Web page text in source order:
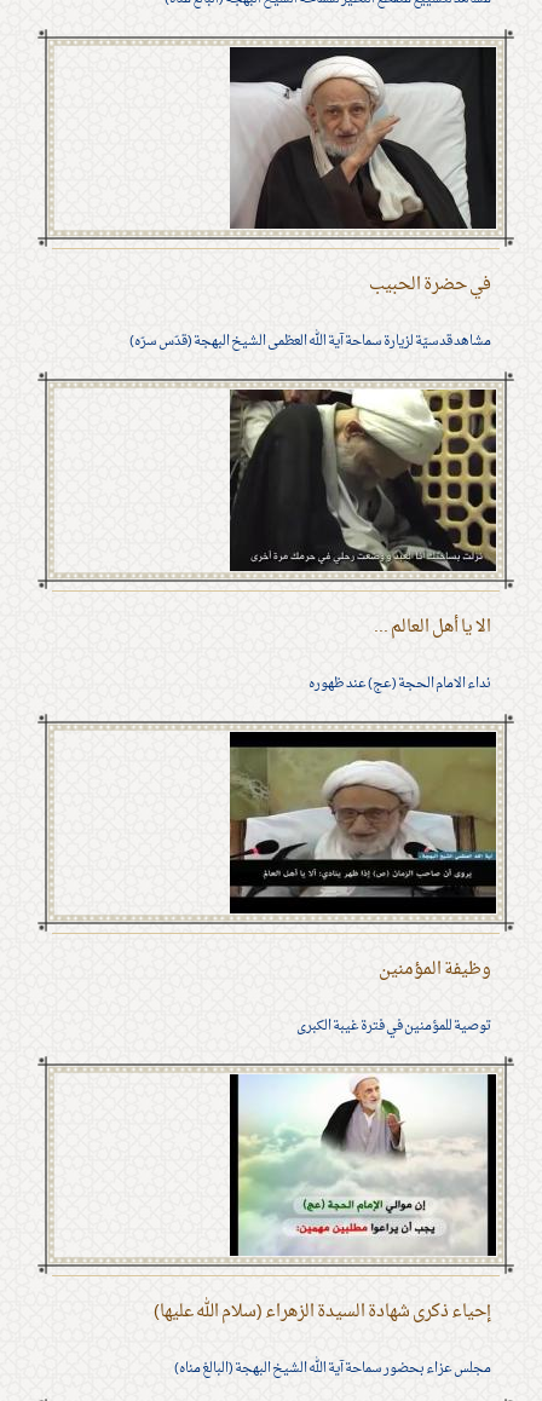
في حضرة الحبيب
مشاهد قدسيّة لزيارة سماحة آية الله العظمى الشيخ البهجة (قدّس سرّه)
الا يا أهل العالم ...
نداء الامام الحجة (عج) عند ظهوره
وظيفة المؤمنين
توصية للمؤمنين في فترة غيبة الكبرى
إحياء ذكرى شهادة السيدة الزهراء (سلام الله عليها)
مجلس عزاء بحضور سماحة آية الله الشيخ البهجة (البالغ مناه)